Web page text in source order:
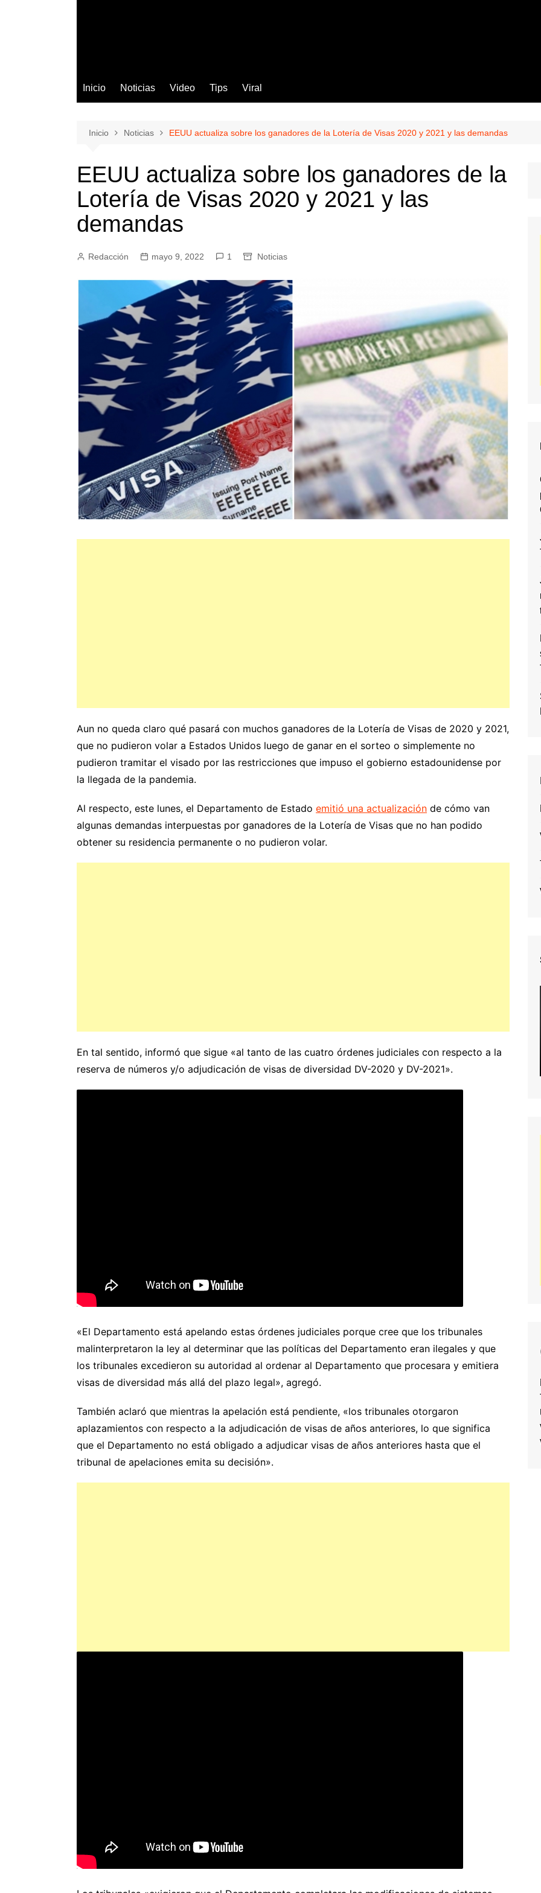
Inicio Noticias Video Tips Viral
Inicio Noticias EEUU actualiza sobre los ganadores de la Lotería de Visas 2020 y 2021 y las demandas
EEUU actualiza sobre los ganadores de la
Lotería de Visas 2020 y 2021 y las
demandas
Redacción mayo 9, 2022 1 Noticias
Aun no queda claro qué pasará con muchos ganadores de la Lotería de Visas de 2020 y 2021,
que no pudieron volar a Estados Unidos luego de ganar en el sorteo o simplemente no
pudieron tramitar el visado por las restricciones que impuso el gobierno estadounidense por
la llegada de la pandemia.
Al respecto, este lunes, el Departamento de Estado emitió una actualización de cómo van
algunas demandas interpuestas por ganadores de la Lotería de Visas que no han podido
obtener su residencia permanente o no pudieron volar.
En tal sentido, informó que sigue «al tanto de las cuatro órdenes judiciales con respecto a la
reserva de números y/o adjudicación de visas de diversidad DV-2020 y DV-2021».
«El Departamento está apelando estas órdenes judiciales porque cree que los tribunales
malinterpretaron la ley al determinar que las políticas del Departamento eran ilegales y que
los tribunales excedieron su autoridad al ordenar al Departamento que procesara y emitiera
visas de diversidad más allá del plazo legal», agregó.
También aclaró que mientras la apelación está pendiente, «los tribunales otorgaron
aplazamientos con respecto a la adjudicación de visas de años anteriores, lo que significa
que el Departamento no está obligado a adjudicar visas de años anteriores hasta que el
tribunal de apelaciones emita su decisión».